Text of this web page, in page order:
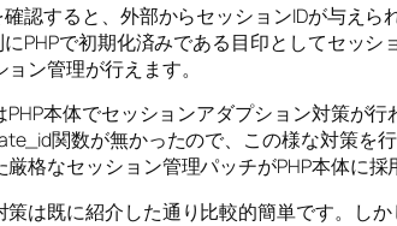
認すると、外部からセッションIDが与え
PHPで初期化済みである目印としてセッ
ン管理が行えます。
本体でセッションアダプション対策が
関数が無かったので、この様な対策を
格なセッション管理パッチがPHP本体に採
は既に紹介した通り比較的簡単です。し